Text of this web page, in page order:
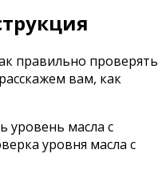
правильно проверять
вам, как
уровень масла с
уровня масла с